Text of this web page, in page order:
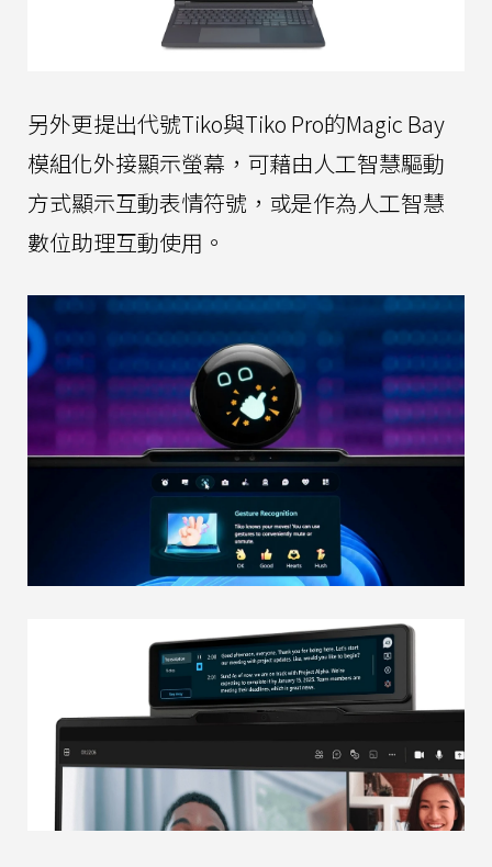
另外更提出代號Tiko與Tiko Pro的Magic Bay
模組化外接顯示螢幕，可藉由人工智慧驅動
方式顯示互動表情符號，或是作為人工智慧
數位助理互動使用。